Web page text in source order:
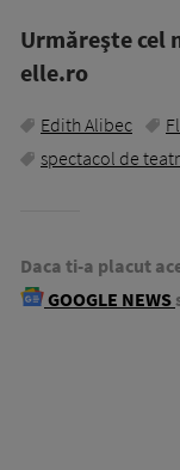
Urmăreşte cel
elle.ro
Edith Alibec
spectacol de
Daca ti-a placut
GOOGLE NEWS